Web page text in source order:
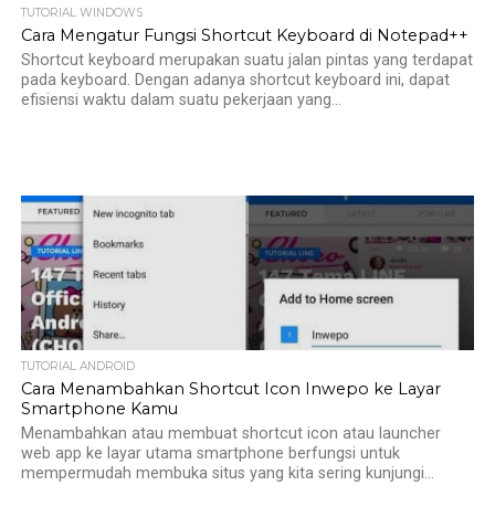
TUTORIAL WINDOWS
Cara Mengatur Fungsi Shortcut Keyboard di Notepad++
Shortcut keyboard merupakan suatu jalan pintas yang terdapat
pada keyboard. Dengan adanya shortcut keyboard ini, dapat
efisiensi waktu dalam suatu pekerjaan yang...
TUTORIAL ANDROID
Cara Menambahkan Shortcut Icon Inwepo ke Layar
Smartphone Kamu
Menambahkan atau membuat shortcut icon atau launcher
web app ke layar utama smartphone berfungsi untuk
mempermudah membuka situs yang kita sering kunjungi...